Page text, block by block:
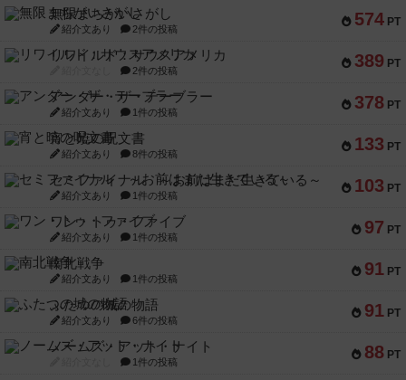
574 PT
無限まちがいさがし
紹介文あり 2件の投稿
389 PT
リワイルド：サウスアメリカ
2件の投稿
378 PT
アンダー・ザ・テーブラー
紹介文あり 1件の投稿
133 PT
宵と暁の呪文書
紹介文あり 8件の投稿
103 PT
セミファイナル ～お前はまだ生きている～
紹介文あり 1件の投稿
97 PT
ワン・トゥ・ファイブ
紹介文あり 1件の投稿
91 PT
南北戦争
紹介文あり 1件の投稿
91 PT
ふたつの城の物語
紹介文あり 6件の投稿
88 PT
ノームズ・アット・ナイト
1件の投稿